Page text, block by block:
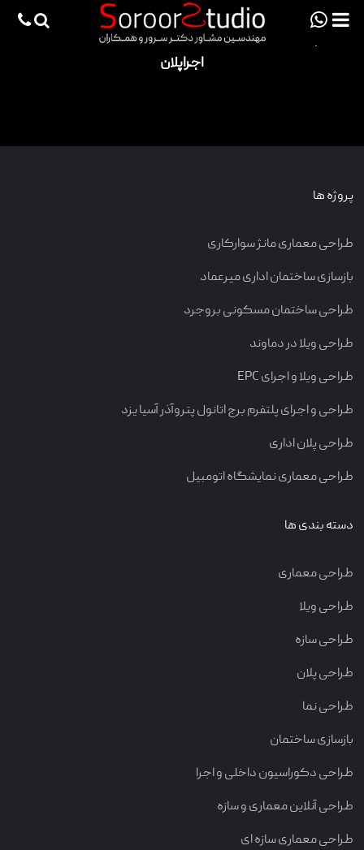
viewportchecker
×
دانش فنی
ثبت سفارش طراحی آنلاین
طراحی
اجرا
درباره ما
تماس با ما
اجراپلان
پروژه ها
طراحی معماری مانژ سوارکاری
بازسازی ساختمان اداری میرعماد
طراحی ساختمان مسکونی بروجرد
طراحی ویلا در دماوند
طراحی ویلا و اجرای EPC
طراحی و اجرای پلتفرم برج اتانول پتروآذر آسیا یزد
طراحی پلان اداری
طراحی معماری نمایشگاه اتومبیل
دسته بندی ها
طراحی معماری
طراحی ویلا
طراحی سازه
طراحی پلان
طراحی نما
بازسازی ساختمان
طراحی دکوراسیون داخلی و اجرا
طراحی آنلاین معماری و سازه
طراحی معماری سازه ای